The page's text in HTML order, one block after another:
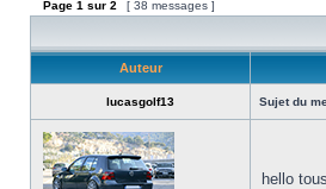
Page 1 sur 2 [ 38 messages ]
Auteur
lucasgolf13 Sujet du
hello